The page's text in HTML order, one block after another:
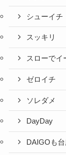
シューイチ
スッキリ
スローでイ
ゼロイチ
ソレダメ
DayDay
DAIGOも